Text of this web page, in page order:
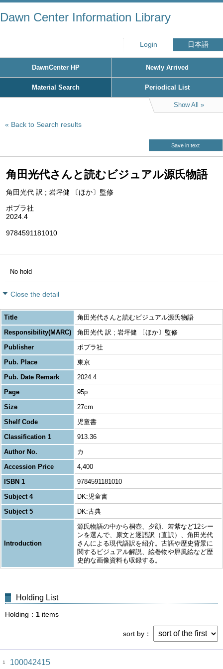
Dawn Center Information Library
Login 日本語
DawnCenter HP Newly Arrived
Material Search Periodical List
Show All
Back to Search results
Save in text
角田光代さんと読むビジュアル源氏物語
角田光代 訳 ; 岩坪健 〔ほか〕監修
ポプラ社
2024.4
9784591181010
No hold
Close the detail
Title
角田光代さんと読むビジュアル源氏物語
Responsibility(MARC)
角田光代 訳 ; 岩坪健 〔ほか〕監修
Publisher
ポプラ社
Pub. Place
東京
Pub. Date Remark
2024.4
Page
95p
Size
27cm
Shelf Code
児童書
Classification 1
913.36
Author No.
カ
Accession Price
4,400
ISBN 1
9784591181010
Subject 4
DK:児童書
Subject 5
DK:古典
Introduction
源氏物語の中から桐壺、夕顔、若紫など12シー
ンを選んで、原文と逐語訳（直訳）、角田光代
さんによる現代語訳を紹介。古語や歴史背景に
関するビジュアル解説、絵巻物や屛風絵など歴
史的な画像資料も収録する。
Holding List
Holding 1 items
sort by
1 100042415